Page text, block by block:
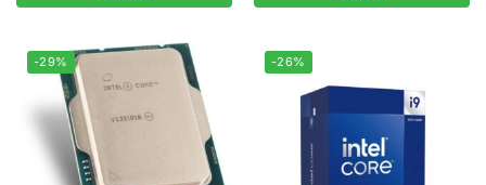
-29% -26%